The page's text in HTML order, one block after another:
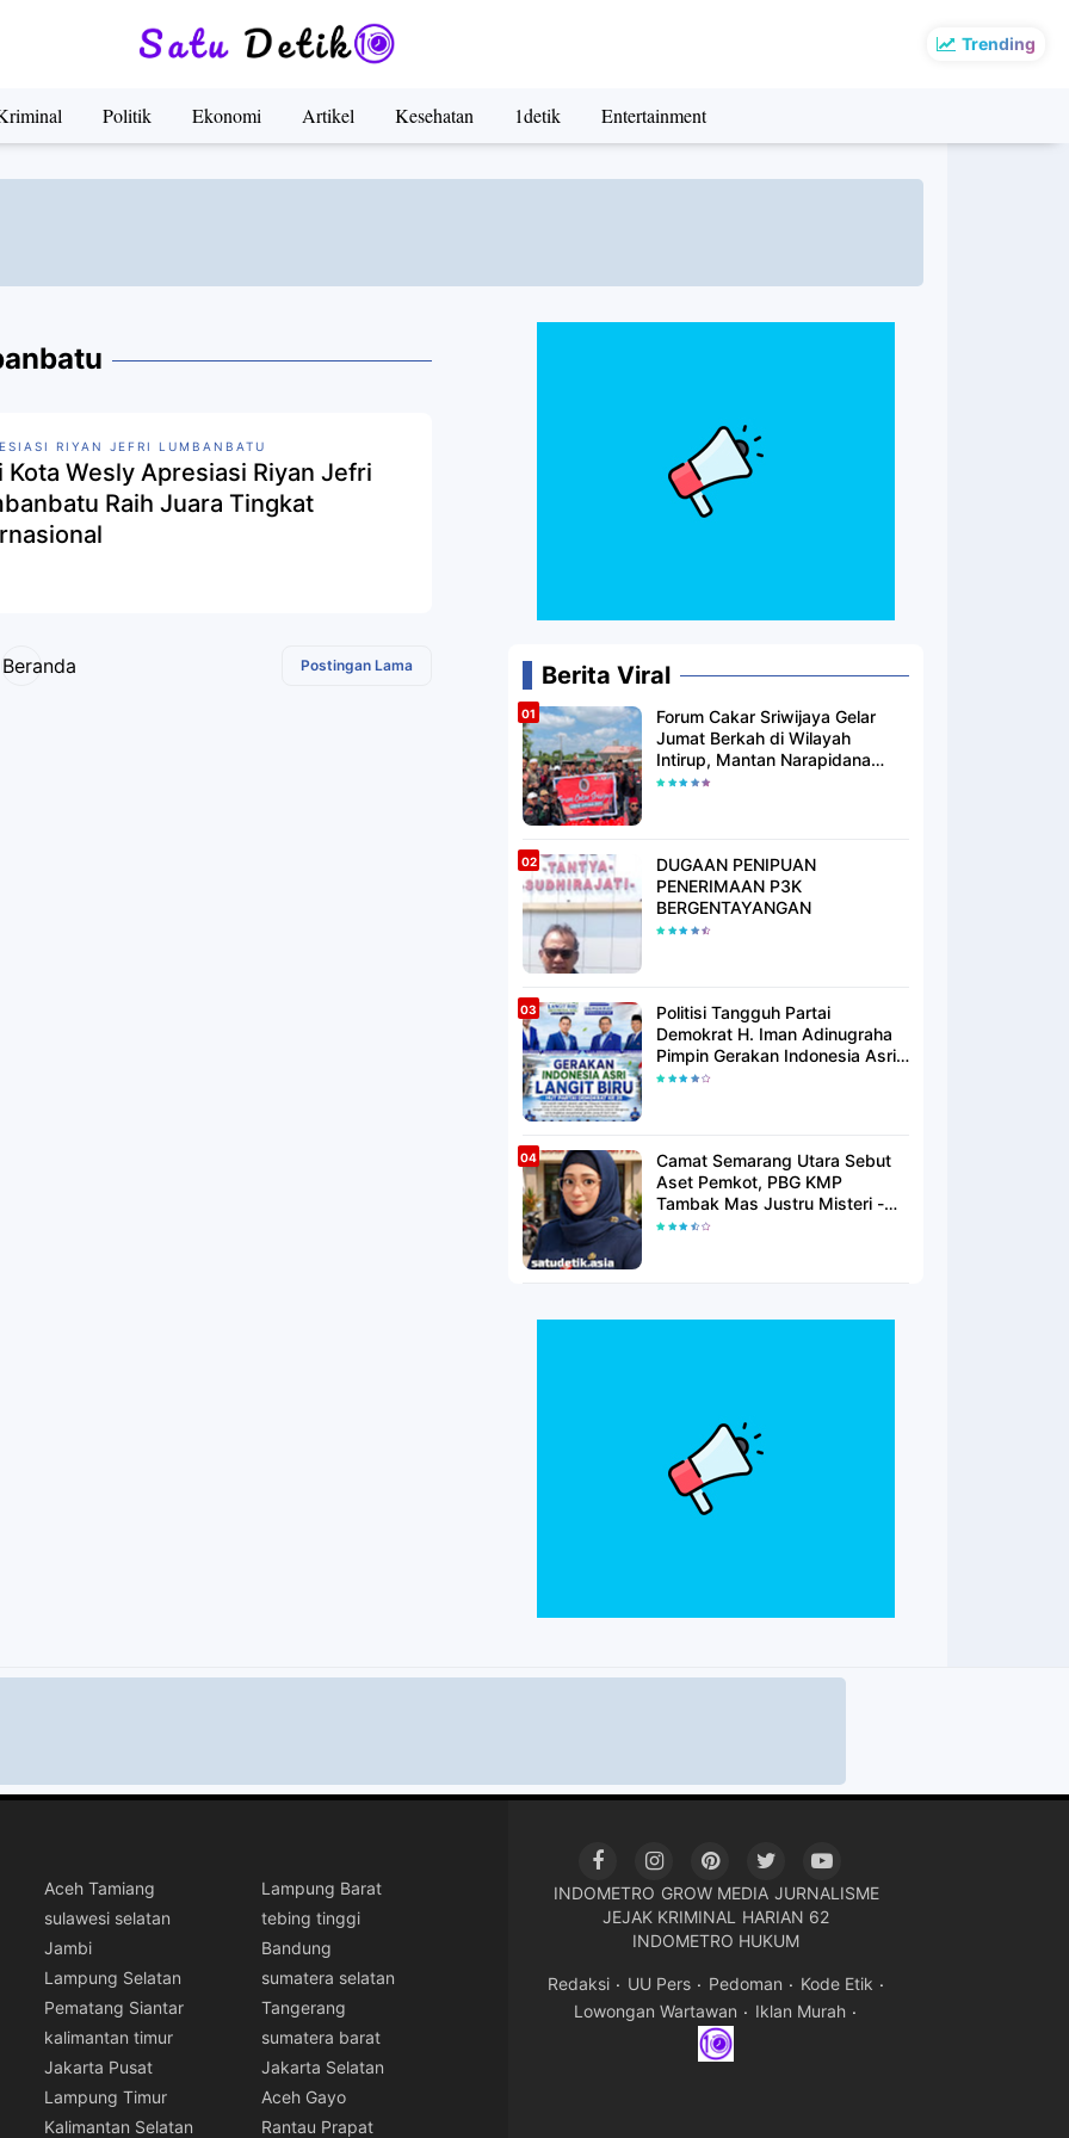
Trending
Politik Ekonomi Artikel Kesehatan 1detik Entertainment
RIYAN JEFRI LUMBANBATU
Kota Wesly Apresiasi Riyan Jefri
Raih Juara Tingkat
Postingan Lama
Beranda Berita Viral
Forum Cakar Sriwijaya Gelar
Jumat Berkah di Wilayah
Intirup, Mantan Narapidana
yang Telah Berhijrah Turut
DUGAAN PENIPUAN
PENERIMAAN P3K
BERGENTAYANGAN
Politisi Tangguh Partai
Demokrat H. Iman Adinugraha
Pimpin Gerakan Indonesia Asri
Langit Biru Di Pantai Citepus
Camat Semarang Utara Sebut
Aset Pemkot, PBG KMP
Tambak Mas Justru Misteri -
Warga Menunggu Kepastian
Aceh Tamiang
Lampung Barat
sulawesi selatan
tebing tinggi
Jambi
Bandung
Lampung Selatan
sumatera selatan
Pematang Siantar
Tangerang
kalimantan timur
sumatera barat
Jakarta Pusat
Jakarta Selatan
Lampung Timur
Aceh Gayo
Kalimantan Selatan
Rantau Prapat
INDOMETRO GROW MEDIA JURNALISME
JEJAK KRIMINAL
HARIAN 62
INDOMETRO HUKUM
Redaksi UU Pers Pedoman
Kode Etik
Lowongan Wartawan
Iklan Murah